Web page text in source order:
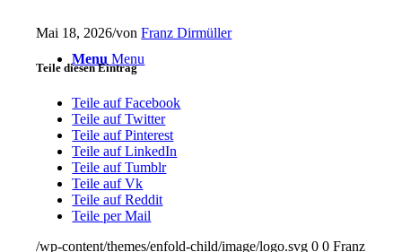
Menu Menu
Mai 18, 2026/vonFranz Dirmüller
Teile diesen Eintrag
Teile auf Facebook
Teile auf Twitter
Teile auf Pinterest
Teile auf LinkedIn
Teile auf Tumblr
Teile auf Vk
Teile auf Reddit
Teile per Mail
/wp-content/themes/enfold-child/image/logo.svg 0 0 Franz